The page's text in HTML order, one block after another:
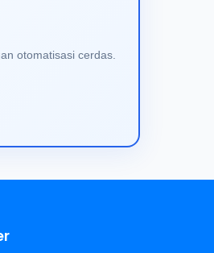
otomatisasi cerdas.